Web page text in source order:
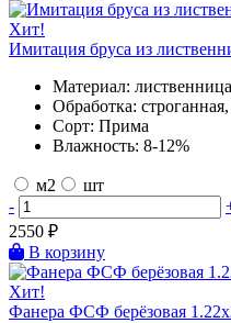
Хит!
Имитация бруса из
Материал: лиственница
Обработка:
Сорт: Прима
Влажность: 8-12%
м2
шт
-
2550 ₽
В корзину
Хит!
Фанера ФСФ берёзовая